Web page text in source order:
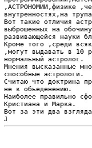
,АСТРОНОМИИ,физике
внутренностях,на
Вот такие отличия
выброшенных на
развивающейся науки
Кроме того ,среди
,могут выдавать в 10
нормальный астролог.
Мнения высказанные
способные астрологи.
Считаю что доктрина
не к обьеденению.
Наиболее правильно
Кристиана и Марка.
Вот за эти два